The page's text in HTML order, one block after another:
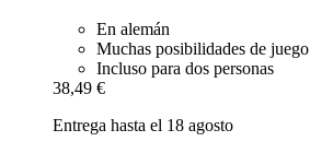
En alemán
Muchas posibilidades de juego
Incluso para dos personas
38,49 €
Entrega hasta el 18 agosto